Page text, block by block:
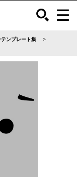
テンプレート集